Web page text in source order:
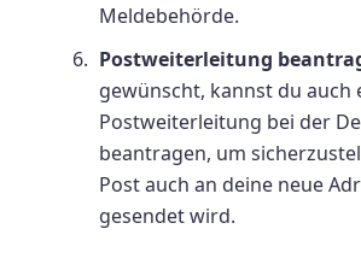
Meldebehörde.
Postweiterleitung
gewünscht, kannst du auch
Postweiterleitung bei der
beantragen, um
Post auch an deine neue
gesendet wird.